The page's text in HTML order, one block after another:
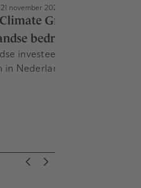
21 november 2024
Group neemt zes
bedrijven over
investeerder heeft nu acht
Nederland.